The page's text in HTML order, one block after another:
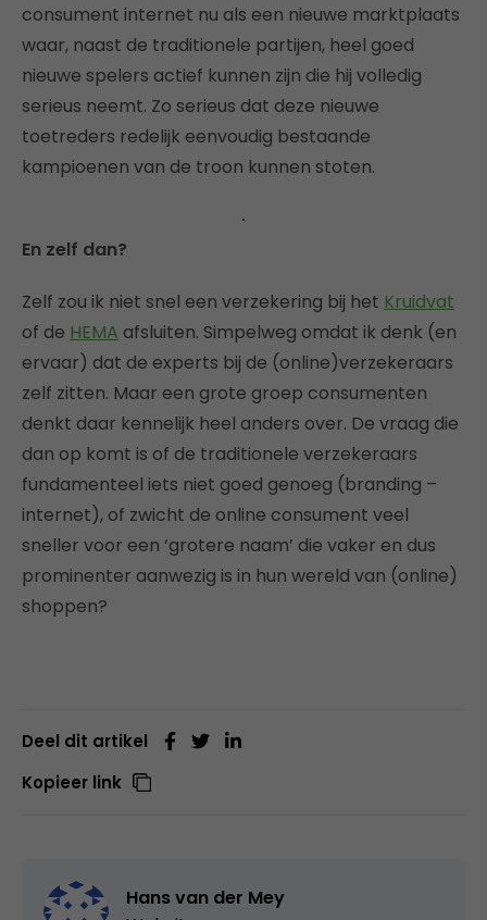
consument internet nu als een nieuwe marktplaats
waar, naast de traditionele partijen, heel goed
nieuwe spelers actief kunnen zijn die hij volledig
serieus neemt. Zo serieus dat deze nieuwe
toetreders redelijk eenvoudig bestaande
kampioenen van de troon kunnen stoten.
En zelf dan?
Zelf zou ik niet snel een verzekering bij het Kruidvat
of de HEMA afsluiten. Simpelweg omdat ik denk (en
ervaar) dat de experts bij de (online)verzekeraars
zelf zitten. Maar een grote groep consumenten
denkt daar kennelijk heel anders over. De vraag die
dan op komt is of de traditionele verzekeraars
fundamenteel iets niet goed genoeg (branding –
internet), of zwicht de online consument veel
sneller voor een ‘grotere naam’ die vaker en dus
prominenter aanwezig is in hun wereld van (online)
shoppen?
Deel dit artikel
Kopieer link
Hans van der Mey